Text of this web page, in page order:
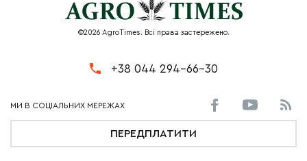
©2026 AgroTimes. Всі права застережено.
+38 044 294-66-30
ПЕРЕДПЛАТИТИ